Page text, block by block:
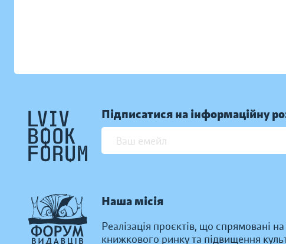
Підписатися на інформаційну
Наша місія
Реалізація проєктів, що спрямовані
книжкового ринку та підвищення